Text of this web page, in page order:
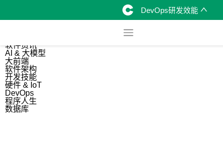
DevOps研发效能
软件资讯
AI & 大模型
大前端
软件架构
开发技能
硬件 & IoT
DevOps
程序人生
数据库